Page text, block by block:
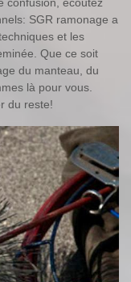
SGR ramonage a
et les
Que ce soit
du manteau, du
là pour vous.
du reste!